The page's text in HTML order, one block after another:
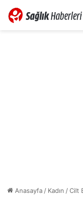
Anasayfa/ Kadın /Cilt